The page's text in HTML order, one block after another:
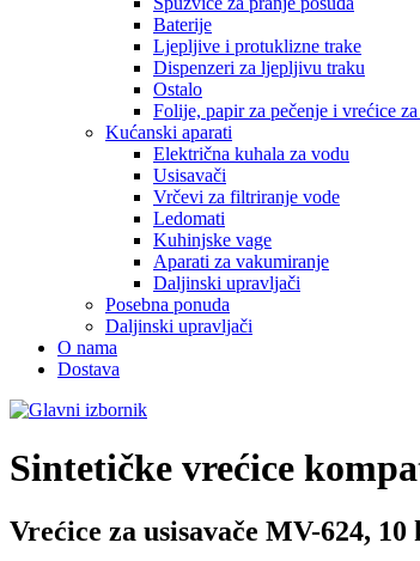
Baterije
Ljepljive i protuklizne trake
Dispenzeri za ljepljivu traku
Ostalo
Folije, papir za pečenje i vrećice
Kućanski aparati
Električna kuhala za vodu
Usisavači
Vrčevi za filtriranje vode
Ledomati
Kuhinjske vage
Aparati za vakumiranje
Daljinski upravljači
Posebna ponuda
Daljinski upravljači
O nama
Dostava
Sintetičke vrećice
Vrećice za usisavače MV-624,